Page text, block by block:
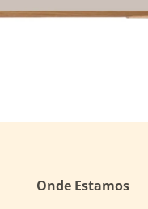
Onde Estamos